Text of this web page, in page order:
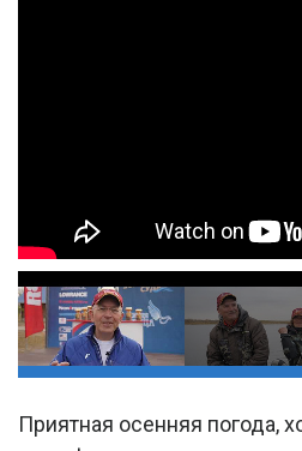
Приятная осенняя погода,